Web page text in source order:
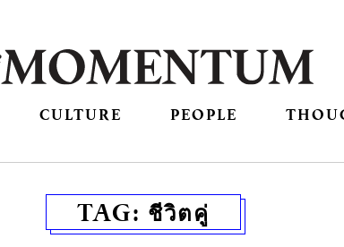
CULTURE PEOPLE
TAG: ชีวิตคู่